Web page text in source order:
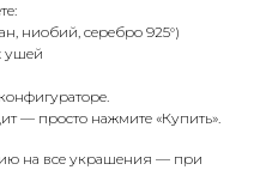
ниобий, серебро 925°)
ушей
— просто нажмите «Купить».
на все украшения — при